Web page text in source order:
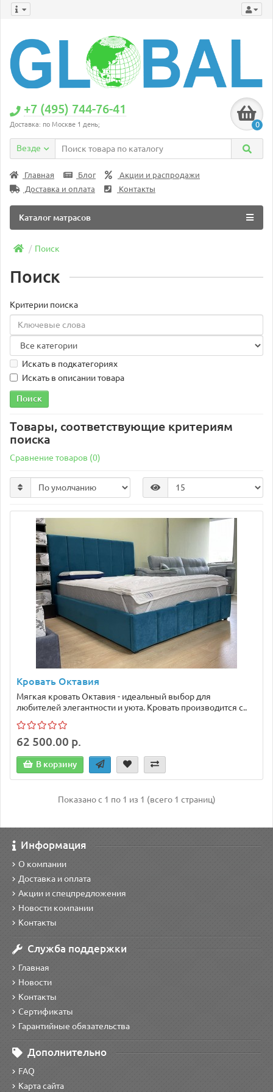
+7 (495) 744-76-41
Доставка: по Москве 1 день; 0
Везде
Главная Блог
Акции и распродажи
Доставка и оплата
Контакты
Каталог матрасов
Поиск
Поиск
Критерии поиска
Искать в подкатегориях
Искать в описании товара
Товары, соответствующие критериям
поиска
Сравнение товаров (0)
Кровать Октавия
Мягкая кровать Октавия - идеальный выбор для
любителей элегантности и уюта. Кровать производится с..
62 500.00 р.
В корзину
Показано с 1 по 1 из 1 (всего 1 страниц)
Информация
О компании
Доставка и оплата
Акции и спецпредложения
Новости компании
Контакты
Служба поддержки
Главная
Новости
Контакты
Сертификаты
Гарантийные обязательства
Дополнительно
FAQ
Карта сайта